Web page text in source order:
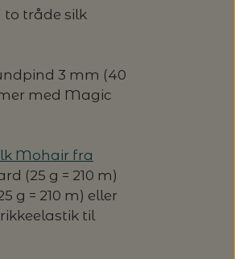
to tråde silk
3 mm (40
med Magic
Mohair fra
(25 g = 210 m)
g = 210 m) eller
til